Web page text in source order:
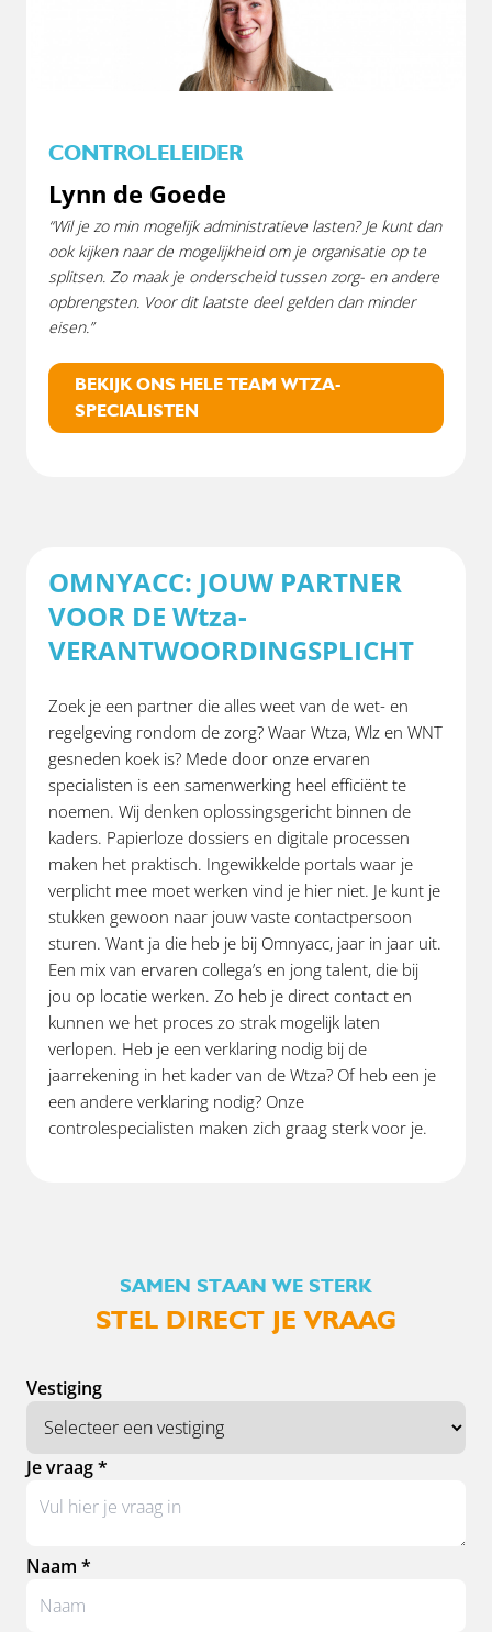
CONTROLELEIDER
Lynn de Goede
“Wil je zo min mogelijk administratieve lasten? Je kunt dan
ook kijken naar de mogelijkheid om je organisatie op te
splitsen. Zo maak je onderscheid tussen zorg- en andere
opbrengsten. Voor dit laatste deel gelden dan minder
eisen.”
BEKIJK ONS HELE TEAM WTZA-
SPECIALISTEN
OMNYACC: JOUW PARTNER
VOOR DE Wtza-
VERANTWOORDINGSPLICHT
Zoek je een partner die alles weet van de wet- en
regelgeving rondom de zorg? Waar Wtza, Wlz en WNT
gesneden koek is? Mede door onze ervaren
specialisten is een samenwerking heel efficiënt te
noemen. Wij denken oplossingsgericht binnen de
kaders. Papierloze dossiers en digitale processen
maken het praktisch. Ingewikkelde portals waar je
verplicht mee moet werken vind je hier niet. Je kunt je
stukken gewoon naar jouw vaste contactpersoon
sturen. Want ja die heb je bij Omnyacc, jaar in jaar uit.
Een mix van ervaren collega’s en jong talent, die bij
jou op locatie werken. Zo heb je direct contact en
kunnen we het proces zo strak mogelijk laten
verlopen. Heb je een verklaring nodig bij de
jaarrekening in het kader van de Wtza? Of heb een je
een andere verklaring nodig? Onze
controlespecialisten maken zich graag sterk voor je.
SAMEN STAAN WE STERK
STEL DIRECT JE VRAAG
Vestiging
Je vraag *
Naam *